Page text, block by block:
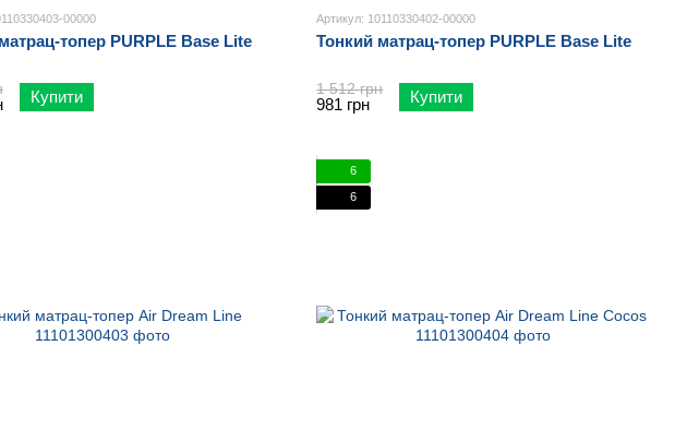
00000
топер PURPLE Base Lite
Купити
Артикул: 10110330402-00000
Тонкий матрац-топер PURPLE Base Lite
1 512 грн
981 грн Купити
6
6